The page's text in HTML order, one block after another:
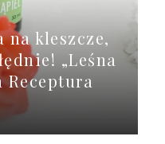
kleszcze,
„Leśna
Receptura